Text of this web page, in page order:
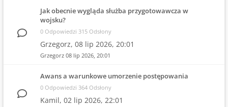
Jak obecnie wygląda służba przygotowawcza w
wojsku?
0 Odpowiedzi 315 Odsłony
Grzegorz, 08 lip 2026, 20:01
Grzegorz 08 lip 2026, 20:01
Awans a warunkowe umorzenie postępowania
0 Odpowiedzi 364 Odsłony
Kamil, 02 lip 2026, 22:01